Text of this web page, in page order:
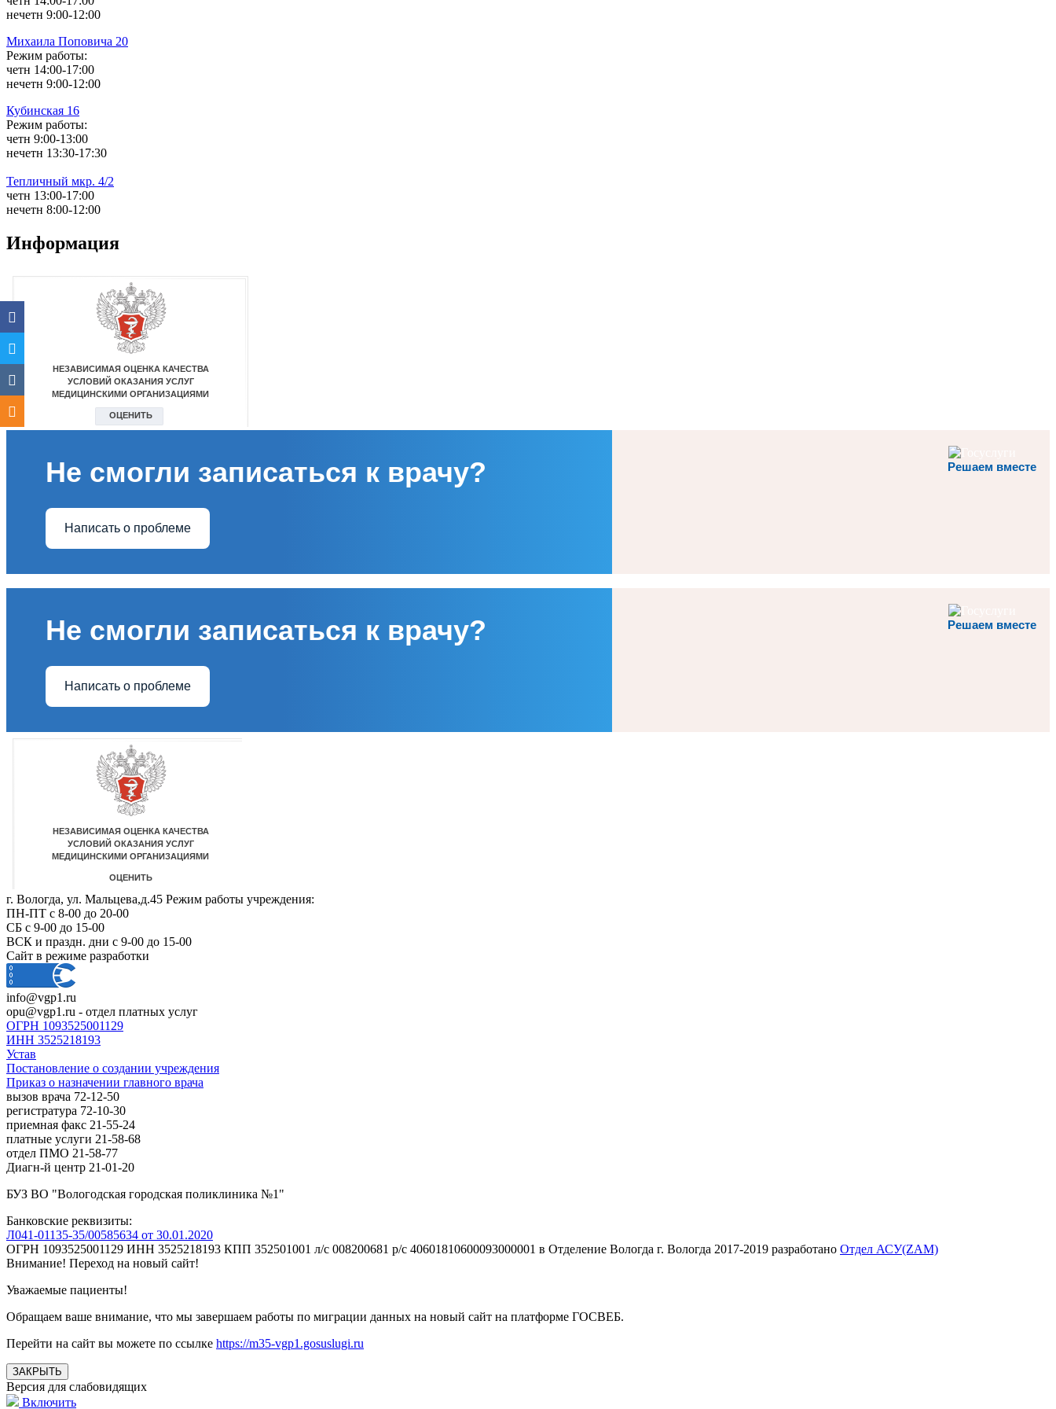
нечетн 9:00-12:00
Михаила Поповича 20
Режим работы:
четн 14:00-17:00
нечетн 9:00-12:00
Кубинская 16
Режим работы:
четн 9:00-13:00
нечетн 13:30-17:30
Тепличный мкр. 4/2
четн 13:00-17:00
нечетн 8:00-12:00
Информация
Решаем вместе
Не смогли записаться к врачу?
Написать о проблеме
Решаем вместе
Не смогли записаться к врачу?
Написать о проблеме
г. Вологда, ул. Мальцева,д.45 Режим работы учреждения:
ПН-ПТ с 8-00 до 20-00
СБ с 9-00 до 15-00
ВСК и праздн. дни с 9-00 до 15-00
Сайт в режиме разработки
info@vgp1.ru
opu@vgp1.ru - отдел платных услуг
ОГРН 1093525001129
ИНН 3525218193
Устав
Постановление о создании учреждения
Приказ о назначении главного врача
вызов врача 72-12-50
регистратура 72-10-30
приемная факс 21-55-24
платные услуги 21-58-68
отдел ПМО 21-58-77
Диагн-й центр 21-01-20
БУЗ ВО "Вологодская городская поликлиника №1"
Банковские реквизиты:
Л041-01135-35/00585634 от 30.01.2020
ОГРН 1093525001129 ИНН 3525218193 КПП 352501001 л/с 008200681 р/с 40601810600093000001 в Отделение Вологда г. Вологда 2017-2019 разработано Отдел АСУ(ZAM)
Внимание! Переход на новый сайт!
Уважаемые пациенты!
Обращаем ваше внимание, что мы завершаем работы по миграции данных на новый сайт на платформе ГОСВЕБ.
Перейти на сайт вы можете по ссылке https://m35-vgp1.gosuslugi.ru
ЗАКРЫТЬ
Версия для слабовидящих
Включить